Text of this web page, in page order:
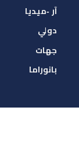
آر -ميديا
دولي
جهات
بانوراما